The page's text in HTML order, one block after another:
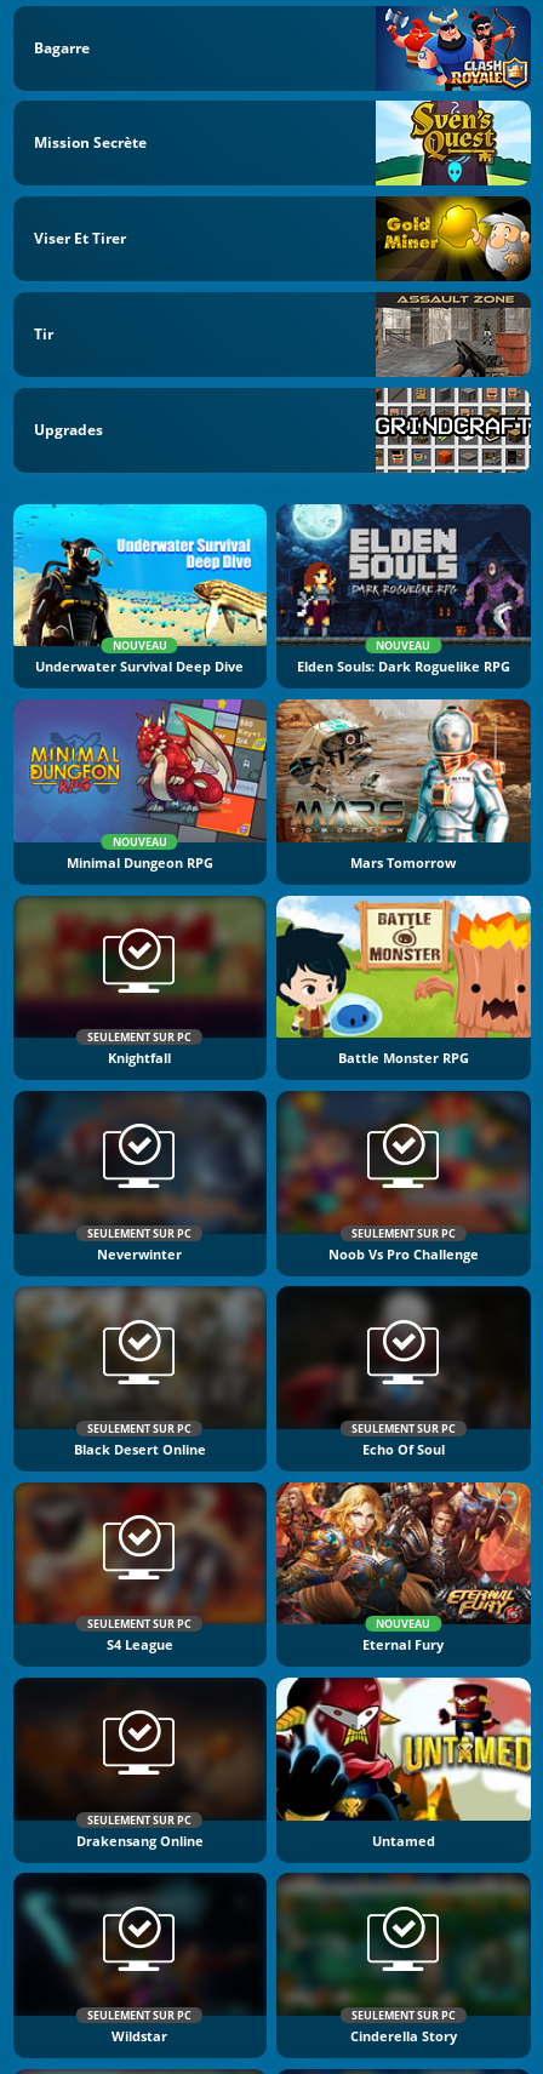
Bagarre
Mission Secrète
Viser Et Tirer
Tir
Upgrades
NOUVEAU
Underwater Survival Deep Dive
NOUVEAU
Elden Souls: Dark Roguelike RPG
NOUVEAU
Minimal Dungeon RPG Mars Tomorrow
SEULEMENT SUR PC
Knightfall Battle Monster RPG
SEULEMENT SUR PC
Neverwinter
SEULEMENT SUR PC
Noob Vs Pro Challenge
SEULEMENT SUR PC
Black Desert Online
SEULEMENT SUR PC
Echo Of Soul
SEULEMENT SUR PC
S4 League
NOUVEAU
Eternal Fury
SEULEMENT SUR PC
Drakensang Online Untamed
SEULEMENT SUR PC
Wildstar
SEULEMENT SUR PC
Cinderella Story